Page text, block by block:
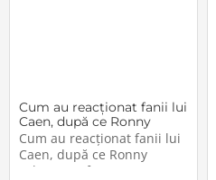
Cum au reacționat fanii lui
Caen, după ce Ronny
Labonne a fost prezentat
oficial la FCSB
Cum au reacționat fanii lui
Caen, după ce Ronny
Labonne a fost prezentat